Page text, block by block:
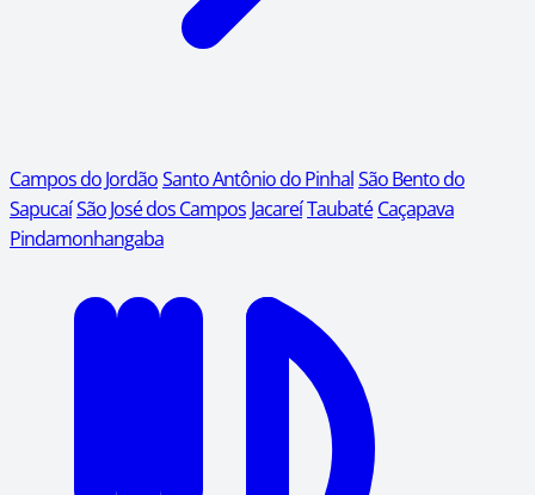
Campos do JordãoSanto Antônio do PinhalSão Bento do
SapucaíSão José dos Campos JacareíTaubaté Caçapava
Pindamonhangaba